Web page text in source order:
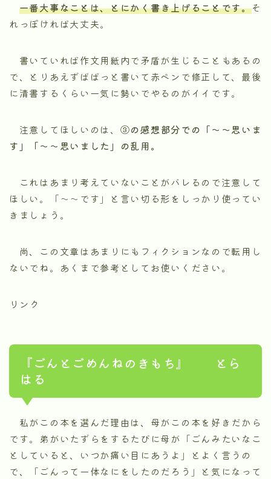
一番大事なことは、とにかく書き上げることです。そ
れっぽければ大丈夫。
書いていれば作文用紙内で矛盾が生じることもあるの
で、とりあえずばばっと書いて赤ペンで修正して、最後
に清書するくらい一気に勢いでやるのがイイです。
注意してほしいのは、 ③の感想部分での「～～思いま
す」「～～思いました」の乱用。
これはあまり考えていないことがバレるので注意して
ほしい。「～～です」と言い切る形をしっかり使ってい
きましょう。
尚、この文章はあまりにもフィクションなので転用し
ないでね。あくまで参考としてお使いください。
リンク
『ごんとごめんねのきもち』 とら
はる
私がこの本を選んだ理由は、母がこの本を好きだから
です。弟がいたずらをするたびに母が「ごんみたいなこ
としていると、いつか痛い目にあうよ」とよく言うの
で、「ごんって一体なにをしたのだろう」と気になって